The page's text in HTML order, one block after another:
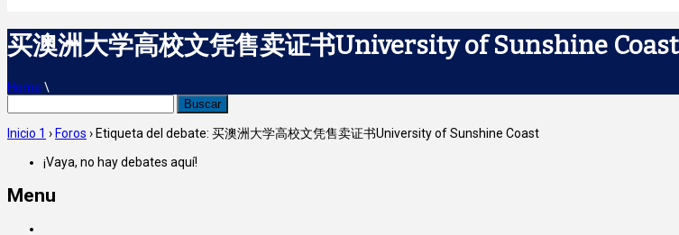
买澳洲大学高校文凭售卖证书University of Sunshine Coast
Home \
Buscar:
Inicio 1 ›Foros ›Etiqueta del debate: 买澳洲大学高校文凭售卖证书University of Sunshine Coast
¡Vaya, no hay debates aquí!
Menu